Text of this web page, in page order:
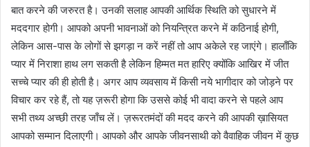
बात करने की जरुरत है। उनकी सलाह आपकी आर्थिक स्थिति को सुधारने में
मददगार होगी। आपको अपनी भावनाओं को नियन्त्रित करने में कठिनाई होगी,
लेकिन आस-पास के लोगों से झगड़ा न करें नहीं तो आप अकेले रह जाएंगे। हालाँकि
प्यार में निराशा हाथ लग सकती है लेकिन हिम्मत मत हारिए क्योंकि आखिर में जीत
सच्चे प्यार की ही होती है। अगर आप व्यवसाय में किसी नये भागीदार को जोड़ने पर
विचार कर रहे हैं, तो यह ज़रूरी होगा कि उससे कोई भी वादा करने से पहले आप
सभी तथ्य अच्छी तरह जाँच लें। ज़रूरतमंदों की मदद करने की आपकी ख़ासियत
आपको सम्मान दिलाएगी। आपको और आपके जीवनसाथी को वैवाहिक जीवन में कुछ